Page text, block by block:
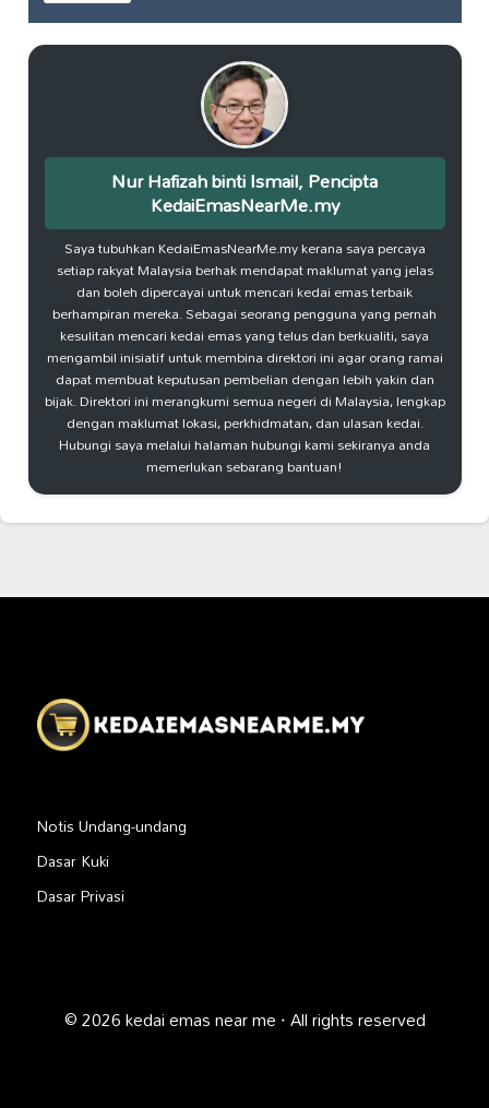
Nur Hafizah binti Ismail, Pencipta
KedaiEmasNearMe.my
Saya tubuhkan KedaiEmasNearMe.my kerana saya percaya
setiap rakyat Malaysia berhak mendapat maklumat yang jelas
dan boleh dipercayai untuk mencari kedai emas terbaik
berhampiran mereka. Sebagai seorang pengguna yang pernah
kesulitan mencari kedai emas yang telus dan berkualiti, saya
mengambil inisiatif untuk membina direktori ini agar orang ramai
dapat membuat keputusan pembelian dengan lebih yakin dan
bijak. Direktori ini merangkumi semua negeri di Malaysia, lengkap
dengan maklumat lokasi, perkhidmatan, dan ulasan kedai.
Hubungi saya melalui halaman hubungi kami sekiranya anda
memerlukan sebarang bantuan!
Notis Undang-undang
Dasar Kuki
Dasar Privasi
© 2026 kedai emas near me · All rights reserved